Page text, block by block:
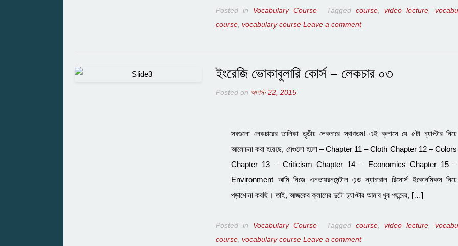
Posted in Vocabulary Course Taggedcourse ,video lecture ,
course ,vocabulary course Leave a comment
ইংরেজি ভোকাবুলারি কোর্স – লেকচার ০৩
Posted on আগস্ট 22, 2015
সবগুলো লেকচারের তালিকা তৃতীয় লেকচারে স্বাগতম! এই ক্লাসে যে ৫টা চ্যাপ্টার নিয়ে
আলোচনা করা হয়েছে, সেগুলো হলো – Chapter 11 – Cloth Chapter 12 – Colors
Chapter 13 – Criticism Chapter 14 – Economics Chapter 15 –
Environment আমি নিজে এনভায়রনমেন্টাল এন্ড ন্যাচারাল রিসোর্স ইকোনমিকস নিয়ে
পড়াশোনা করছি। তাই, আজকের ক্লাসের দুটো চ্যাপ্টার আমার খুব পছন্দের, […]
Posted in Vocabulary Course Taggedcourse ,video lecture ,
course ,vocabulary course Leave a comment